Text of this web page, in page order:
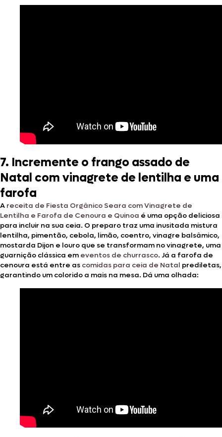
7. Incremente o frango assado de
Natal com vinagrete de lentilha e uma
farofa
A receita de Fiesta Orgânico Seara com Vinagrete de
Lentilha e Farofa de Cenoura e Quinoa é uma opção deliciosa
para incluir na sua ceia. O preparo traz uma inusitada mistura
lentilha, pimentão, cebola, limão, coentro, vinagre balsâmico,
mostarda Dijon e louro que se transformam no vinagrete, uma
guarnição clássica em eventos de churrasco. Já a farofa de
cenoura está entre as comidas para ceia de Natal prediletas,
garantindo um colorido a mais na mesa. Dá uma olhada: